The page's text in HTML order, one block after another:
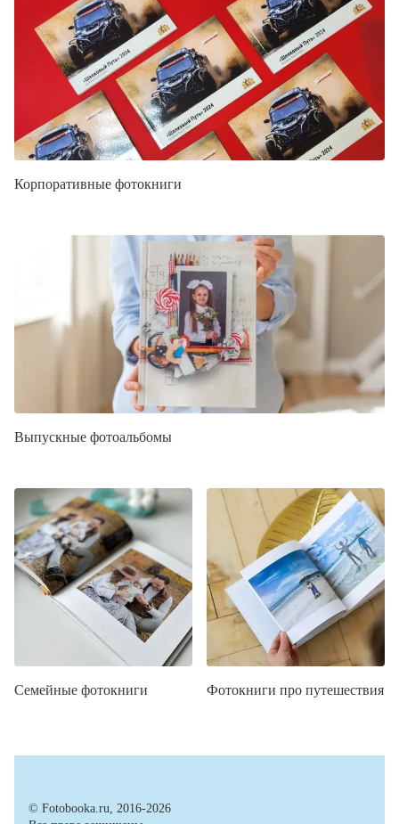
Корпоративные фотокниги
Выпускные фотоальбомы
Семейные фотокниги Фотокниги про путешествия
© Fotobooka.ru, 2016-2026